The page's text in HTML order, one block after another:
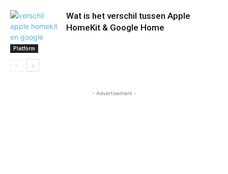
Platform
Wat is het verschil tussen Apple
HomeKit & Google Home
- Advertisement -